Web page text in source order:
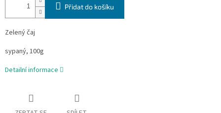
Přidat do košíku
Zelený čaj
sypaný, 100g
Detailní informace